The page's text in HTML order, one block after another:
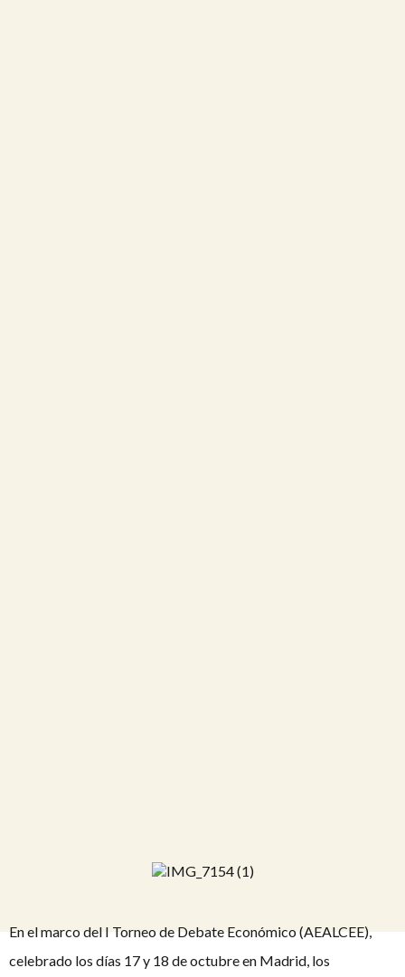
En el marco del I Torneo de Debate Económico (AEALCEE),
celebrado los días 17 y 18 de octubre en Madrid, los